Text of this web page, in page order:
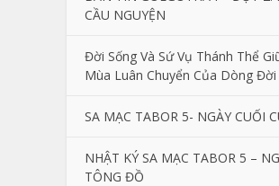
CẦU NGUYỆN
Đời Sống Và Sứ Vụ Thánh Thể
Mùa Luân Chuyển Của Dòng Đời
SA MẠC TABOR 5- NGÀY CUỐI
NHẬT KÝ SA MẠC TABOR 5 –
TÔNG ĐỒ